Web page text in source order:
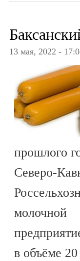
13 мая, 2022 -
прошлого
Северо-
в объёме